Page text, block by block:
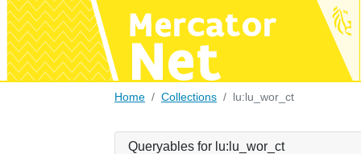
Home Collections lu:lu_wor_ct
Queryables for lu:lu_wor_ct